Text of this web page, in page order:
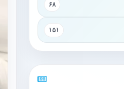
۶۸
۱۵۱